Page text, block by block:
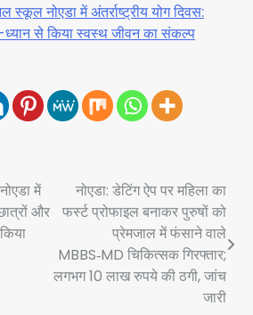
स्कूल नोएडा में अंतर्राष्ट्रीय योग दिवस:
ध्यान से किया स्वस्थ जीवन का संकल्प
में
और
नोएडा: डेटिंग ऐप पर महिला का
फर्स्ट प्रोफाइल बनाकर पुरुषों को
प्रेमजाल में फंसाने वाले
MBBS‑MD चिकित्सक गिरफ्तार;
लगभग 10 लाख रुपये की ठगी, जांच
जारी